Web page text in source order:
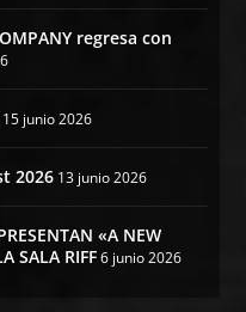
regresa con
15 junio 2026
2026 13 junio 2026
«A NEW
SALA RIFF 6 junio 2026